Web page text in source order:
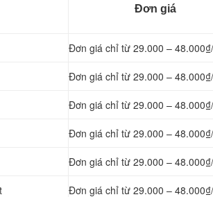
Đơn giá
Đơn giá chỉ từ 29.000 –
Đơn giá chỉ từ 29.000 –
Đơn giá chỉ từ 29.000 –
Đơn giá chỉ từ 29.000 –
Đơn giá chỉ từ 29.000 –
Đơn giá chỉ từ 29.000 –